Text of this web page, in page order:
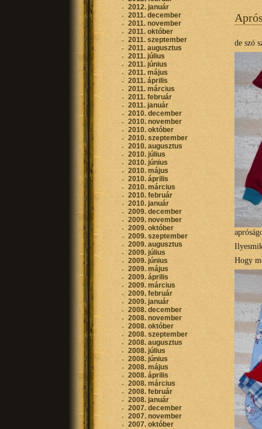
de szó
Hogy
2012. január
2011. december
2011. november
2011. október
2011. szeptember
2011. augusztus
2011. július
2011. június
2011. május
2011. április
2011. március
2011. február
2011. január
2010. december
2010. november
2010. október
2010. szeptember
2010. augusztus
2010. július
2010. június
2010. május
2010. április
2010. március
2010. február
2010. január
2009. december
2009. november
2009. október
2009. szeptember
2009. augusztus
2009. július
2009. június
2009. május
2009. április
2009. március
2009. február
2009. január
2008. december
2008. november
2008. október
2008. szeptember
2008. augusztus
2008. július
2008. június
2008. május
2008. április
2008. március
2008. február
2008. január
2007. december
2007. november
2007. október